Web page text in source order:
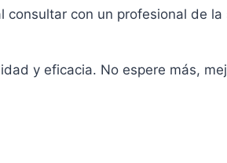
con un profesional de la
y eficacia. No espere más,